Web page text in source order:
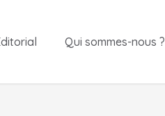
Qui sommes-nous ?